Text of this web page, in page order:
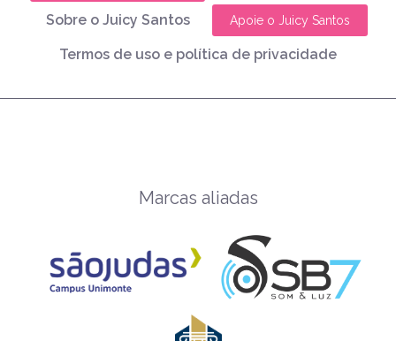
Sobre o Juicy Santos Apoie o Juicy Santos
Termos de uso e política de privacidade
Marcas aliadas